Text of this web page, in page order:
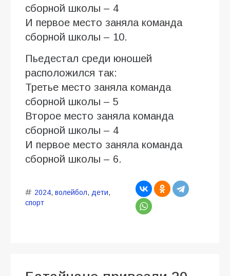
сборной школы – 4
И первое место заняла команда
сборной школы – 10.
Пьедестал среди юношей
расположился так:
Третье место заняла команда
сборной школы – 5
Второе место заняла команда
сборной школы – 4
И первое место заняла команда
сборной школы – 6.
2024, волейбол, дети,
спорт